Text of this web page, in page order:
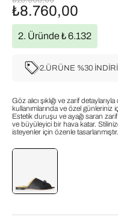
₺8.760,00
2.ÜRÜNE %30
2. Üründe ₺ 6.132
Göz alıcı şıklığı ve zarif
kullanımlarında ve özel günleriniz
Estetik duruşu ve ayağı saran zarif
ve büyüleyici bir hava katar.
isteyenler için özenle tasarlanmıştır.